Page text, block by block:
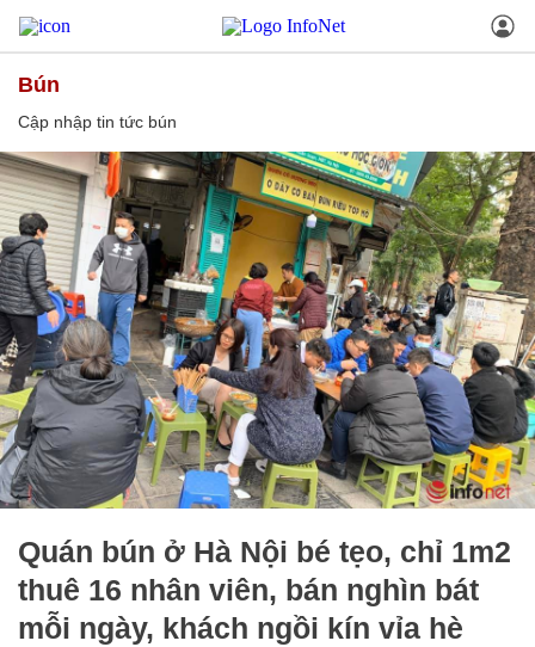
bún
Cập nhập tin tức bún
Quán bún ở Hà Nội bé tẹo, chỉ 1m2
thuê 16 nhân viên, bán nghìn bát
mỗi ngày, khách ngồi kín vỉa hè